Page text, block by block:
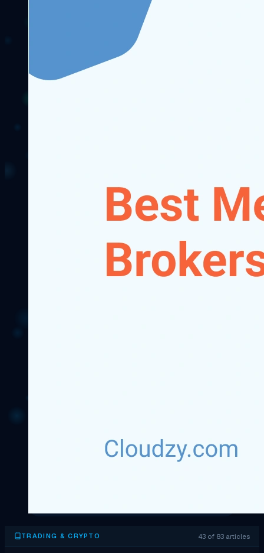
TRADING & CRYPTO 43 of 83 articles